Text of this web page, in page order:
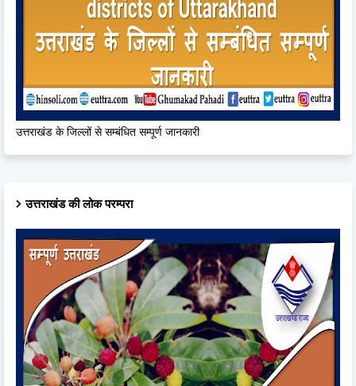
उत्तराखंड के जिल्लों से सम्बंधित सम्पूर्ण जानकारी
उत्तराखंड की लोक परम्परा